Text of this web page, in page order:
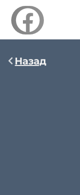
Назад